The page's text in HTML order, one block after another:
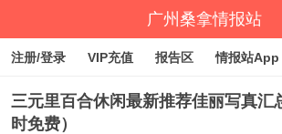
广州桑拿情报站
注册/登录 VIP充值 报告区 情报站App
深圳桑拿情报站 文章归档 标签云 点
三元里百合休闲最新推荐佳丽写真汇
时免费）